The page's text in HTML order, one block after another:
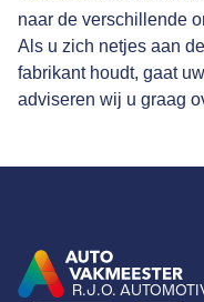
naar de verschillende
Als u zich netjes aan
fabrikant houdt, gaat
adviseren wij u graag
R.J.O.